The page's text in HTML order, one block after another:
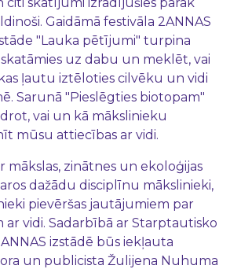
Gaidāmā festivāla 2ANNAS
"Lauka pētījumi" turpina
uz dabu un meklēt, vai
ļautu iztēloties cilvēku un vidi
Sarunā "Pieslēgties biotopam"
vai un kā mākslinieku
mūsu attiecības ar vidi.
mākslas, zinātnes un ekoloģijas
dažādu disciplīnu mākslinieki,
pievēršas jautājumiem par
vidi. Sadarbībā ar Starptautisko
izstādē būs iekļauta
un publicista Žulijena Nuhuma